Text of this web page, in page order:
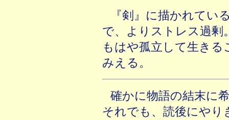
『剣』に描かれてい
で、よりストレス過剰
もはや孤立して生き
みえる。
確かに物語の結末に
それでも、読後にやり